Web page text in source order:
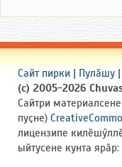
Сайт пирки | Пулӑшу |
(c) 2005-2026
Сайтри
пуҫне)
лицензипе
ыйтусене кунта